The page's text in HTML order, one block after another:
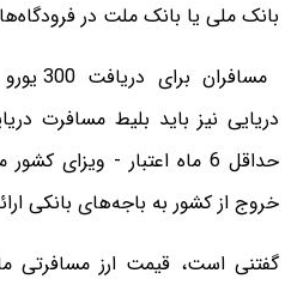
بانک ملی یا بانک ملت در
دریایی نیز باید بلیط مسافرت
حداقل 6 ماه اعتبار -
خروج از کشور به باجه‌های بانکی
گفتنی است، قیمت ارز مسافرتی